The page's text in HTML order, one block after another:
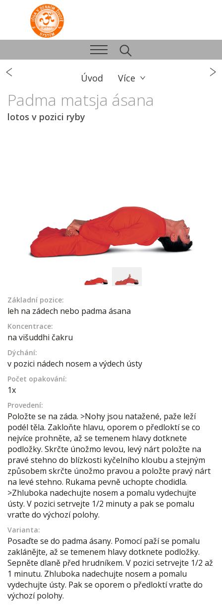
Úvod Více
Padma matsja ásana
lotos v pozici ryby
Základní pozice:
leh na zádech nebo padma ásana
Koncentrace:
na višuddhi čakru
Dýchání:
v pozici nádech nosem a výdech ústy
Počet opakování:
1x
Provedení:
Položte se na záda. >Nohy jsou natažené, paže leží
podél těla. Zakloňte hlavu, oporem o předloktí se co
nejvíce prohněte, až se temenem hlavy dotknete
podložky. Skrčte únožmo levou, levý nárt položte na
pravé stehno do blízkosti kyčelního kloubu a stejným
způsobem skrčte únožmo pravou a položte pravý nárt
na levé stehno. Rukama pevně uchopte chodidla.
>Zhluboka nadechujte nosem a pomalu vydechujte
ústy. V pozici setrvejte 1/2 minuty a pak se pomalu
vraťte do výchozí polohy.
Varianta:
Posaďte se do padma ásany. Pomocí paží se pomalu
zaklánějte, až se temenem hlavy dotknete podložky.
Sepněte dlaně před hrudníkem. V pozici setrvejte 1/2 až
1 minutu. Zhluboka nadechujte nosem a pomalu
vydechujte ústy. Pak se oporem o předloktí vraťte do
výchozí polohy.